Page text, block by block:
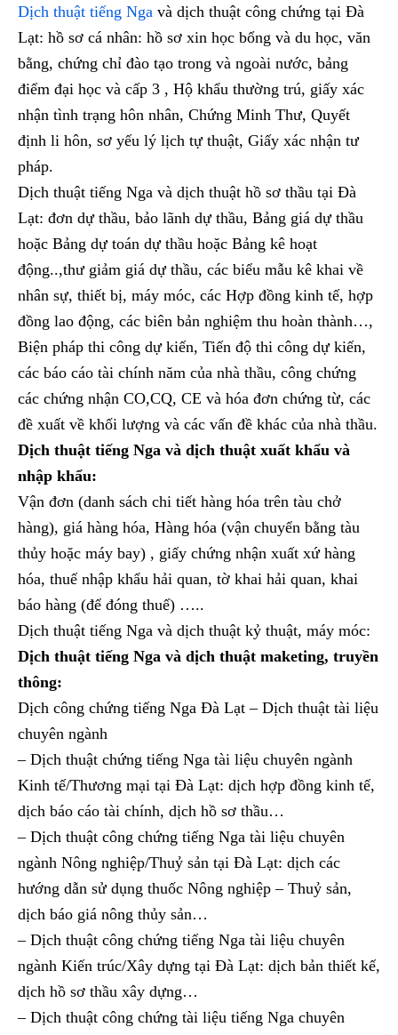
Dịch thuật tiếng Nga và dịch thuật công chứng tại Đà
Lạt: hồ sơ cá nhân: hồ sơ xin học bổng và du học, văn
bằng, chứng chỉ đào tạo trong và ngoài nước, bảng
điểm đại học và cấp 3 , Hộ khẩu thường trú, giấy xác
nhận tình trạng hôn nhân, Chứng Minh Thư, Quyết
định li hôn, sơ yếu lý lịch tự thuật, Giấy xác nhận tư
pháp.
Dịch thuật tiếng Nga và dịch thuật hồ sơ thầu tại Đà
Lạt: đơn dự thầu, bảo lãnh dự thầu, Bảng giá dự thầu
hoặc Bảng dự toán dự thầu hoặc Bảng kê hoạt
động..,thư giảm giá dự thầu, các biểu mẫu kê khai về
nhân sự, thiết bị, máy móc, các Hợp đồng kinh tế, hợp
đồng lao động, các biên bản nghiệm thu hoàn thành…,
Biện pháp thi công dự kiến, Tiến độ thi công dự kiến,
các báo cáo tài chính năm của nhà thầu, công chứng
các chứng nhận CO,CQ, CE và hóa đơn chứng từ, các
đề xuất về khối lượng và các vấn đề khác của nhà thầu.
Dịch thuật tiếng Nga và dịch thuật xuất khẩu và
nhập khẩu:
Vận đơn (danh sách chi tiết hàng hóa trên tàu chở
hàng), giá hàng hóa, Hàng hóa (vận chuyển bằng tàu
thủy hoặc máy bay) , giấy chứng nhận xuất xứ hàng
hóa, thuế nhập khẩu hải quan, tờ khai hải quan, khai
báo hàng (để đóng thuế) …..
Dịch thuật tiếng Nga và dịch thuật kỷ thuật, máy móc:
Dịch thuật tiếng Nga và dịch thuật maketing, truyền
thông:
Dịch công chứng tiếng Nga Đà Lạt – Dịch thuật tài liệu
chuyên ngành
– Dịch thuật chứng tiếng Nga tài liệu chuyên ngành
Kinh tế/Thương mại tại Đà Lạt: dịch hợp đồng kinh tế,
dịch báo cáo tài chính, dịch hồ sơ thầu…
– Dịch thuật công chứng tiếng Nga tài liệu chuyên
ngành Nông nghiệp/Thuỷ sản tại Đà Lạt: dịch các
hướng dẫn sử dụng thuốc Nông nghiệp – Thuỷ sản,
dịch báo giá nông thủy sản…
– Dịch thuật công chứng tiếng Nga tài liệu chuyên
ngành Kiến trúc/Xây dựng tại Đà Lạt: dịch bản thiết kế,
dịch hồ sơ thầu xây dựng…
– Dịch thuật công chứng tài liệu tiếng Nga chuyên